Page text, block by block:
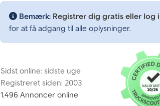
Bemærk: Registrer dig gratis eller log
for at få adgang til alle oplysninger.
Sidst online: sidste uge
Registreret siden: 2003
1.496 Annoncer online